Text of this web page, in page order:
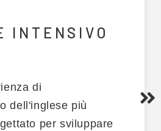
INTENSIVO
di
dell'inglese più
per sviluppare